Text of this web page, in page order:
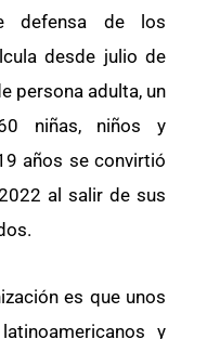
defensa de los
desde julio de
persona adulta, un
niñas, niños y
años se convirtió
al salir de sus
es que unos
y